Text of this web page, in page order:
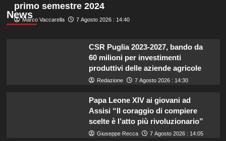
News
primo semestre 2024
Marco Vaccarella 7 Agosto 2026 : 14:40
CSR Puglia 2023-2027, bando da
60 milioni per investimenti
produttivi delle aziende agricole
Redazione 7 Agosto 2026 : 14:30
Papa Leone XIV ai giovani ad
Assisi “Il coraggio di compiere
scelte è l’atto più rivoluzionario”
Giuseppe Recca 7 Agosto 2026 : 14:05